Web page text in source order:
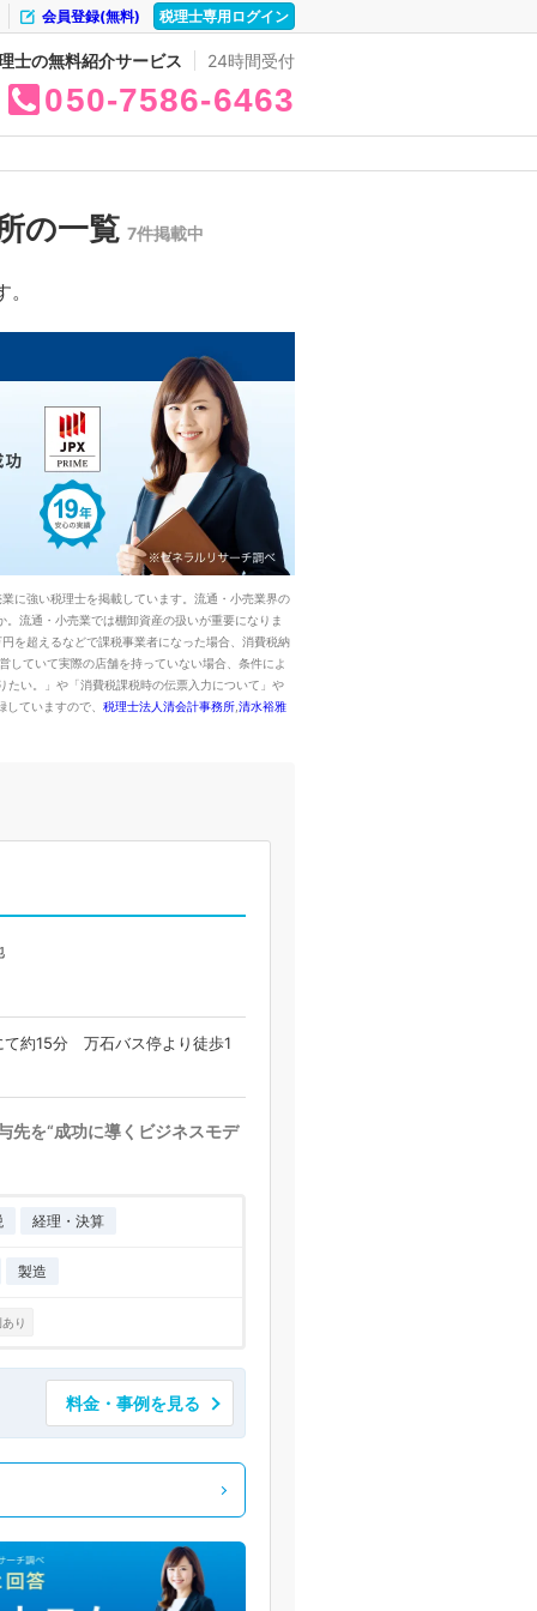
税理士専用ログイン
会員登録(無料)
士の無料紹介サービス 24時間受付
050 7586 6463
の一覧 7件掲載中
に強い税理士を掲載しています。流通・小売業界の
流通・小売業では棚卸資産の扱いが重要になりま
を超えるなどで課税事業者になった場合、消費税納
していて実際の店舗を持っていない場合、条件によ
い。」や「消費税課税時の伝票入力について」や
ていますので、 税理士法人清会計事務所 清水裕雅
て約15分 万石バス停より徒歩1
先を“成功に導くビジネスモデ
経理・決算
製造
り
料金・事例を見る